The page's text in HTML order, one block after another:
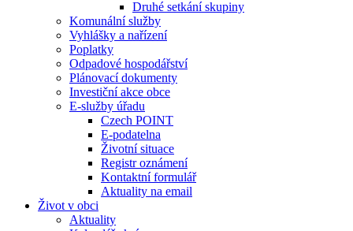
Druhé setkání skupiny
Komunální služby
Vyhlášky a nařízení
Poplatky
Odpadové hospodářství
Plánovací dokumenty
Investiční akce obce
E-služby úřadu
Czech POINT
E-podatelna
Životní situace
Registr oznámení
Kontaktní formulář
Aktuality na email
Život v obci
Aktuality